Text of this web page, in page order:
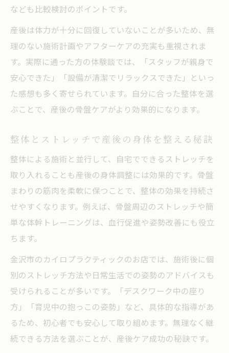
なども比較検討のポイントです。
産後は体力が十分に回復していないことが多いため、無
理のない施術計画やアフターケアの充実も重視されま
す。実際に通った方の体験談では、「スタッフが親身で
安心できた」「設備が清潔でリラックスできた」といっ
た感想も多く寄せられています。自分に合った整体を選
ぶことで、産後の骨盤ケアがより効果的になります。
整体とストレッチで産後の身体を整える秘訣
整体による施術と並行して、自宅でできるストレッチを
取り入れることも産後の身体調整には効果的です。骨盤
まわりの筋肉を柔軟に保つことで、整体の効果を持続さ
せやすくなります。例えば、骨盤周辺のストレッチや簡
単な体幹トレーニングは、血行促進や姿勢改善にも役立
ちます。
金沢市のカイロプラクティックのお店では、施術後に個
別のストレッチ方法や日常生活での姿勢のアドバイスも
受けられることが多いです。「デスクワーク中の座り
方」「育児中の抱っこの姿勢」など、具体的な指導があ
るため、初心者でも安心して取り組めます。無理なく継
続できる方法を選ぶことが、産後ケア成功の秘訣です。